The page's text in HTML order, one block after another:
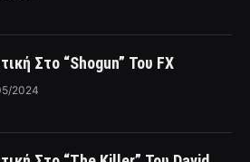
Στο “Shogun” Του FX
2024